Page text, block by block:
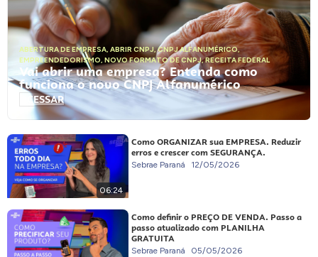
ABERTURA DE EMPRESA, ABRIR CNPJ,CNPJ ALFANUMÉRICO,
EMPREENDEDORISMO, NOVO FORMATO DE CNPJ,RECEITA FEDERAL
Vai abrir uma empresa? Entenda como
funciona o novo CNPJ Alfanumérico
ACESSAR
06:24
Como ORGANIZAR sua EMPRESA. Reduzir
erros e crescer com SEGURANÇA.
Sebrae Paraná 12/05/2026
Como definir o PREÇO DE VENDA. Passo a
passo atualizado com PLANILHA
GRATUITA
Sebrae Paraná 05/05/2026